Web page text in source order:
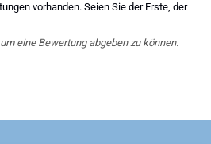
vorhanden. Seien Sie der Erste, der
eine Bewertung abgeben zu können.